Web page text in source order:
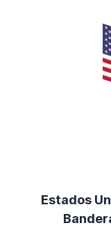
Estados